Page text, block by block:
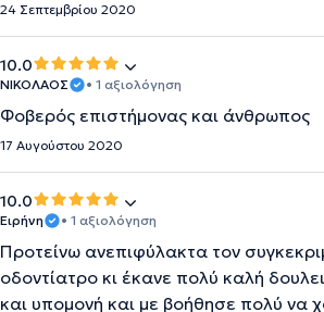
24 Σεπτεμβρίου 2020
10.0
ΝΙΚΟΛΑΟΣ • 1 αξιολόγηση
Φοβερός επιστήμονας και άνθρωπος
17 Αυγούστου 2020
10.0
Ειρήνη • 1 αξιολόγηση
Προτείνω ανεπιφύλακτα τον
οδοντίατρο κι έκανε πολύ καλή
και υπομονή και με βοήθησε πολύ να